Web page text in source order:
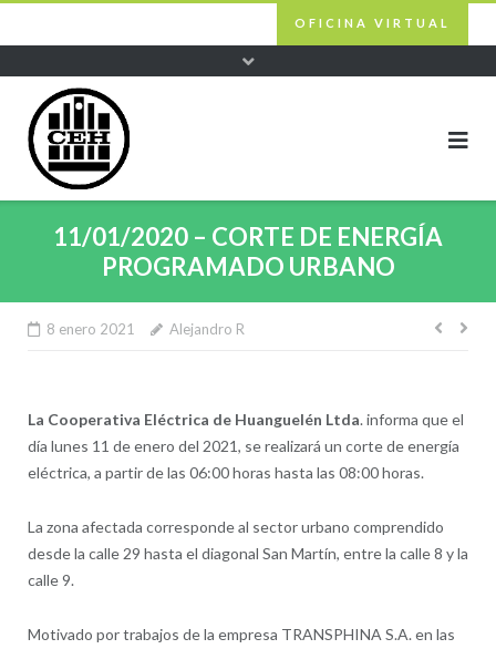
OFICINA VIRTUAL
11/01/2020 – CORTE DE ENERGÍA
PROGRAMADO URBANO
8 enero 2021 Alejandro R
La Cooperativa Eléctrica de Huanguelén Ltda. informa que el
día lunes 11 de enero del 2021, se realizará un corte de energía
eléctrica, a partir de las 06:00 horas hasta las 08:00 horas.
La zona afectada corresponde al sector urbano comprendido
desde la calle 29 hasta el diagonal San Martín, entre la calle 8 y la
calle 9.
Motivado por trabajos de la empresa TRANSPHINA S.A. en las